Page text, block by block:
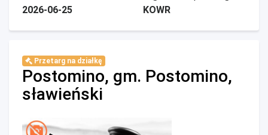
2026-06-25
KOWR
Przetarg na działkę
Postomino, gm. Postomino,
sławieński